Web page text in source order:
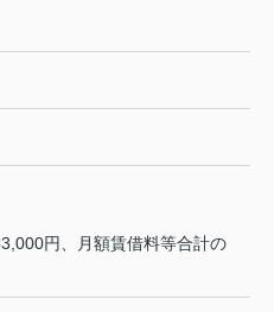
円、月額賃借料等合計の